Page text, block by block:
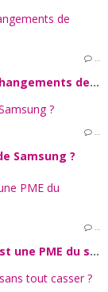
Le Galaxy Z Fold 6 pourrait apporter des changements de conception
…
Samsung ?
…
Externaliser son informatique quand on est une PME du secteur financier